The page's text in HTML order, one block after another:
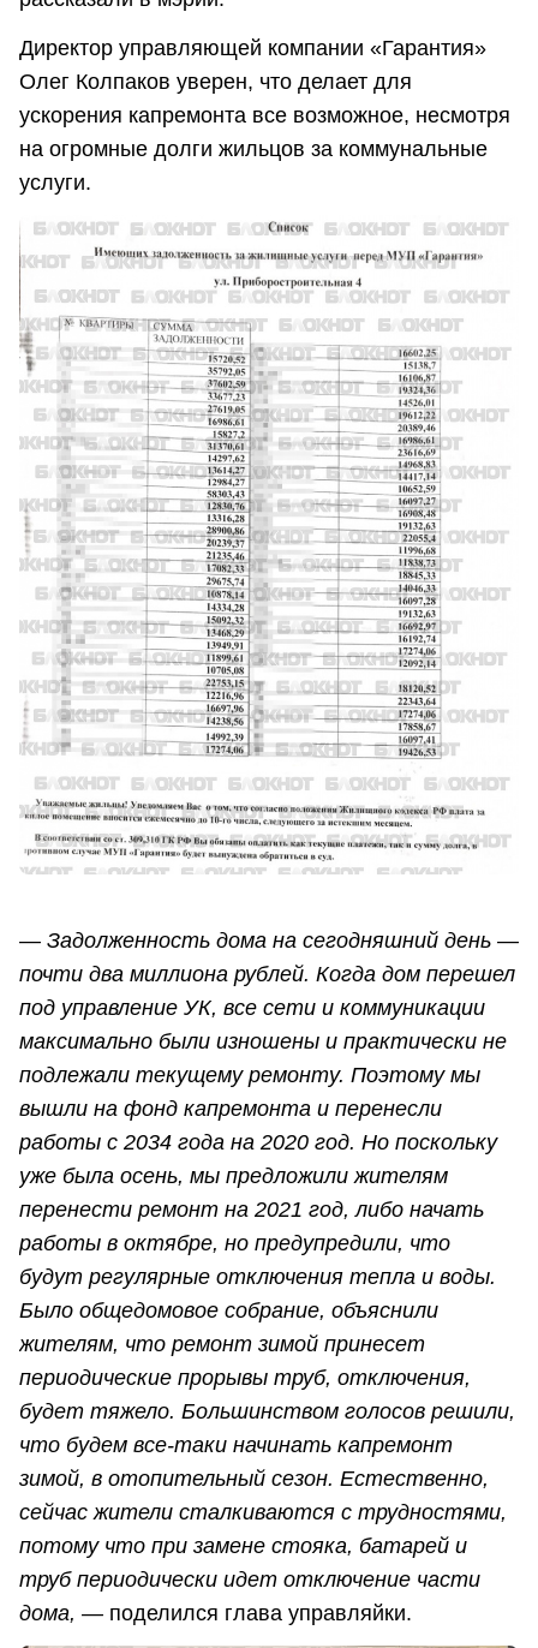
Директор управляющей компании «Гарантия»
Олег Колпаков уверен, что делает для
ускорения капремонта все возможное, несмотря
на огромные долги жильцов за коммунальные
услуги.
— Задолженность дома на сегодняшний день —
почти два миллиона рублей. Когда дом перешел
под управление УК, все сети и коммуникации
максимально были изношены и практически не
подлежали текущему ремонту. Поэтому мы
вышли на фонд капремонта и перенесли
работы с 2034 года на 2020 год. Но поскольку
уже была осень, мы предложили жителям
перенести ремонт на 2021 год, либо начать
работы в октябре, но предупредили, что
будут регулярные отключения тепла и воды.
Было общедомовое собрание, объяснили
жителям, что ремонт зимой принесет
периодические прорывы труб, отключения,
будет тяжело. Большинством голосов решили,
что будем все-таки начинать капремонт
зимой, в отопительный сезон. Естественно,
сейчас жители сталкиваются с трудностями,
потому что при замене стояка, батарей и
труб периодически идет отключение части
дома, — поделился глава управляйки.